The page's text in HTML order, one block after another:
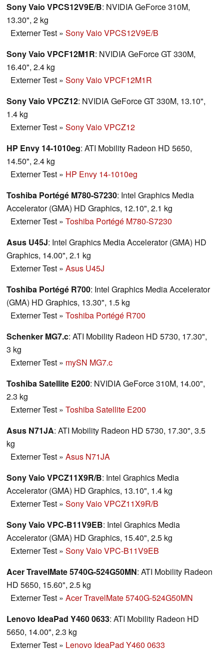
Sony Vaio VPCS12V9E/B: NVIDIA GeForce 310M,
13.30", 2 kg
Externer Test » Sony Vaio VPCS12V9E/B
Sony Vaio VPCF12M1R: NVIDIA GeForce GT 330M,
16.40", 2.4 kg
Externer Test » Sony Vaio VPCF12M1R
Sony Vaio VPCZ12: NVIDIA GeForce GT 330M, 13.10",
1.4 kg
Externer Test » Sony Vaio VPCZ12
HP Envy 14-1010eg: ATI Mobility Radeon HD 5650,
14.50", 2.4 kg
Externer Test » HP Envy 14-1010eg
Toshiba Portégé M780-S7230: Intel Graphics Media
Accelerator (GMA) HD Graphics, 12.10", 2.1 kg
Externer Test » Toshiba Portégé M780-S7230
Asus U45J: Intel Graphics Media Accelerator (GMA) HD
Graphics, 14.00", 2.1 kg
Externer Test » Asus U45J
Toshiba Portégé R700: Intel Graphics Media Accelerator
(GMA) HD Graphics, 13.30", 1.5 kg
Externer Test » Toshiba Portégé R700
Schenker MG7.c: ATI Mobility Radeon HD 5730, 17.30",
3 kg
Externer Test » mySN MG7.c
Toshiba Satellite E200: NVIDIA GeForce 310M, 14.00",
2.3 kg
Externer Test » Toshiba Satellite E200
Asus N71JA: ATI Mobility Radeon HD 5730, 17.30", 3.5
kg
Externer Test » Asus N71JA
Sony Vaio VPCZ11X9R/B: Intel Graphics Media
Accelerator (GMA) HD Graphics, 13.10", 1.4 kg
Externer Test » Sony Vaio VPCZ11X9R/B
Sony Vaio VPC-B11V9EB: Intel Graphics Media
Accelerator (GMA) HD Graphics, 15.40", 2.5 kg
Externer Test » Sony Vaio VPC-B11V9EB
Acer TravelMate 5740G-524G50MN: ATI Mobility Radeon
HD 5650, 15.60", 2.5 kg
Externer Test » Acer TravelMate 5740G-524G50MN
Lenovo IdeaPad Y460 0633: ATI Mobility Radeon HD
5650, 14.00", 2.3 kg
Externer Test » Lenovo IdeaPad Y460 0633